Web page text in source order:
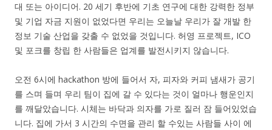
대 또는 아이디어. 20 세기 후반에 기초 연구에 대한 강력한 정부
및 기업 자금 지원이 없었다면 우리는 오늘날 우리가 잘 개발 한
정보 기술 산업을 갖출 수 없었을 것입니다. 허영 프로젝트, ICO
및 포크를 창립 한 사람들은 업계를 발전시키지 않습니다.
오전 6시에 hackathon 방에 들어서 자, 피자와 커피 냄새가 공기
를 스며 들며 우리 팀이 집에 갈 수 있다는 것이 얼마나 행운인지
를 깨달았습니다. 시체는 바닥과 의자를 가로 질러 잠 들어있었습
니다. 집에 가서 3 시간의 수면을 관리 할 수있는 사람들 사이 에